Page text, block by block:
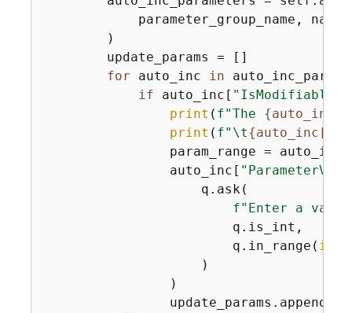
parameter_group_name,
        )
        update_params = []
for auto_inc in
if auto_inc[ "IsModifiable"
print ( f"The {auto_inc[
print ( f"\t{auto_inc[
                param_range = auto_inc[
                auto_inc[
                    q.ask(
f"Enter a
                        q.is_int,
                        q.in_range(
int
                    )
                )